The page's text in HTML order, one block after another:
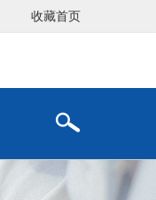
收藏首页